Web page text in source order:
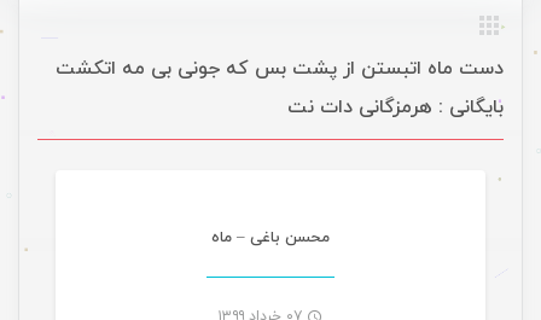
دست ماه اتبستن از پشت بس که جونی بی مه اتکشت
بایگانی : هرمزگانی دات نت
محسن باغی – ماه